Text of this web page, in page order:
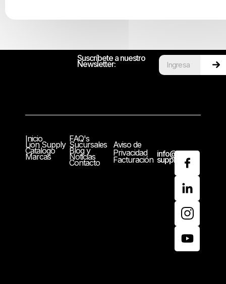
Suscríbete a nuestro
Newsletter:
Inicio
Lion Supply
Catálogo
Marcas
FAQ's
Sucursales
Blog y
Noticias
Contacto
Aviso de
Privacidad
Facturación
info@lion-
supply.com